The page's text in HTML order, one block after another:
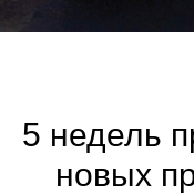
5 недель
новых